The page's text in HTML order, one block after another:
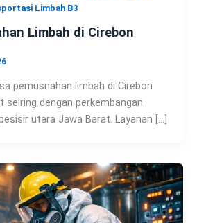
Limbah B3
Limbah di Cirebon
pemusnahan limbah di Cirebon
seiring dengan perkembangan
utara Jawa Barat. Layanan […]